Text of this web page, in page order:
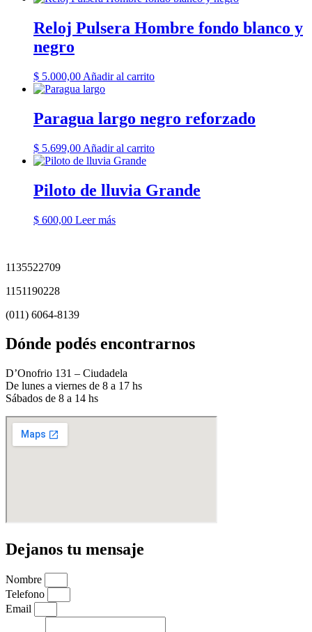
Reloj Pulsera Hombre fondo blanco y
negro
$ 5.000,00 Añadir al carrito
Paragua largo negro reforzado
$ 5.699,00 Añadir al carrito
Piloto de lluvia Grande
$ 600,00 Leer más
1135522709
1151190228
(011) 6064-8139
Dónde podés encontrarnos
D’Onofrio 131 – Ciudadela
De lunes a viernes de 8 a 17 hs
Sábados de 8 a 14 hs
Dejanos tu mensaje
Nombre
Telefono
Email